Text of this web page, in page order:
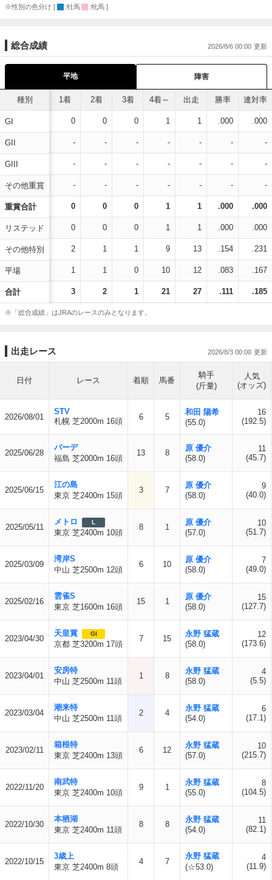
※性別の色分け [ :牡馬 :牝馬 ]
総合成績 2026/8/6 00:00
平地 障害
種別
GI
GII
GIII
その他重賞
重賞合計
リステッド
その他特別
平場
合計
1着 2着 3着 4着～ 出走 勝率 連対率
0 0 0 1 1 .000 .000
- - - - - - -
- - - - - - -
- - - - - - -
0 0 0 1 1 .000 .000
0 0 0 1 1 .000 .000
2 1 1 9 13 .154 .231
1 1 0 10 12 .083 .167
3 2 1 21 27 .111 .185
※「総合成績」はJRAのレースのみとなります。
出走レース 2026/8/3 00:00
日付 レース 着順 馬番
騎手
(斤量)
人気
(オッズ)
2026/08/01
STV
札幌 芝2000m 16頭
6 5
和田 陽希
(55.0)
16
(192.5)
2025/06/28
バーデ
福島 芝2000m 16頭
13 8
原 優介
(58.0)
11
(45.7)
2025/06/15
江の島
東京 芝2400m 15頭
3 7
原 優介
(58.0)
9
(40.0)
2025/05/11
メトロ L
東京 芝2400m 10頭
8 1
原 優介
(57.0)
10
(51.7)
2025/03/09
湾岸S
中山 芝2500m 12頭
6 10
原 優介
(58.0)
7
(49.0)
2025/02/16
雲雀S
東京 芝1600m 16頭
15 1
原 優介
(58.0)
15
(127.7)
2023/04/30
天皇賞 GI
京都 芝3200m 17頭
7 15
永野 猛蔵
(58.0)
12
(173.6)
2023/04/01
安房特
中山 芝2500m 11頭
1 8
永野 猛蔵
(58.0)
4
(5.5)
2023/03/04
潮来特
中山 芝2500m 11頭
2 4
永野 猛蔵
(54.0)
6
(17.1)
2023/02/11
箱根特
東京 芝2400m 13頭
6 12
永野 猛蔵
(57.0)
10
(215.7)
2022/11/20
南武特
東京 芝2400m 10頭
9 1
永野 猛蔵
(55.0)
8
(104.5)
2022/10/30
本栖湖
東京 芝2400m 11頭
8 8
永野 猛蔵
(54.0)
11
(82.1)
2022/10/15
3歳上
東京 芝2400m 8頭
4 7
永野 猛蔵
(☆53.0)
4
(11.9)